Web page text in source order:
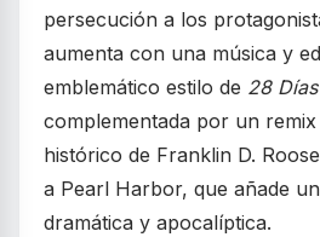
persecución a los
aumenta con una música y
emblemático estilo de 28
complementada por un
histórico de Franklin D.
a Pearl Harbor, que añade
dramática y apocalíptica.